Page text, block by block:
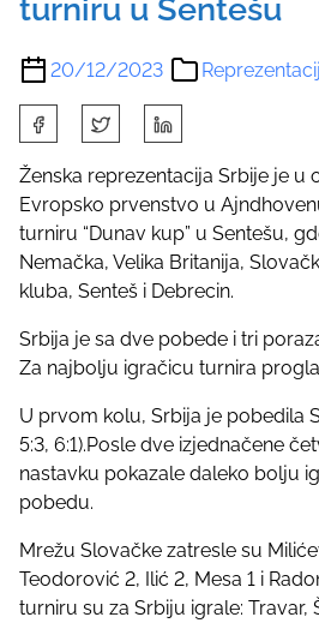
turniru u Sentešu
20/12/2023
h
a
r
e
t
h
s
p
o
s
n
:
Ženska reprezentacija Srbije je u
Evropsko prvenstvo u
turniru “Dunav kup” u Sentešu,
Nemačka, Velika Britanija,
kluba, Senteš i Debrecin.
Srbija je sa dve pobede i tri
Za najbolju igračicu turnira
U prvom kolu, Srbija je pobedila
5:3, 6:1).Posle dve izjednačene
nastavku pokazale daleko bolju
pobedu.
Mrežu Slovačke zatresle su
Teodorović 2, Ilić 2, Mesa 1 i
turniru su za Srbiju igrale: Travar,